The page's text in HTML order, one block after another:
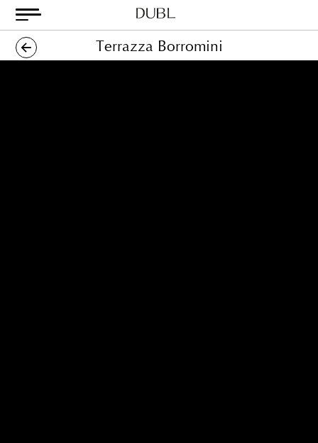
Skip
content
Dubl
Metodo
Classico
Terrazza Borromini